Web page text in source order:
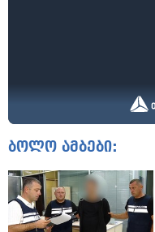
ბოლო ამბები: